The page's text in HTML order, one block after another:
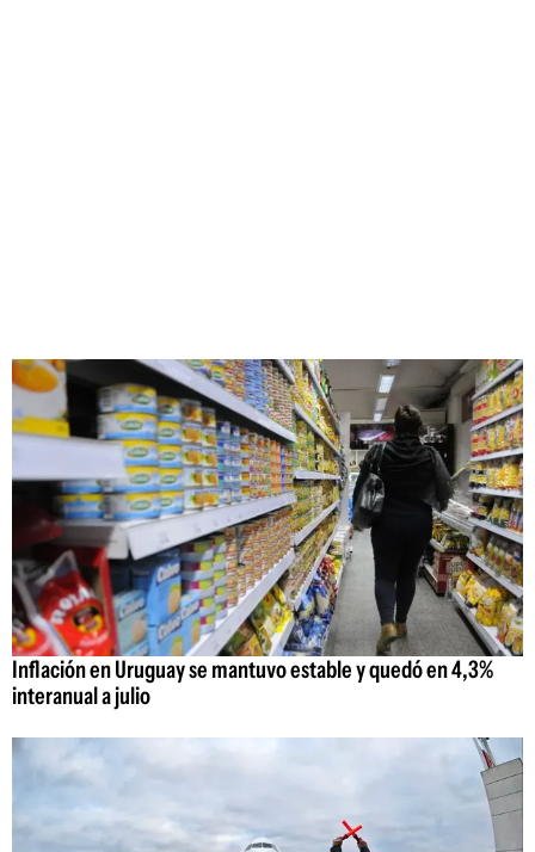
Inflación en Uruguay se mantuvo estable y quedó en 4,3%
interanual a julio